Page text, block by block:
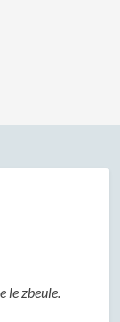
le zbeule.